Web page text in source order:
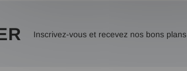
Inscrivez-vous et recevez nos bons plans